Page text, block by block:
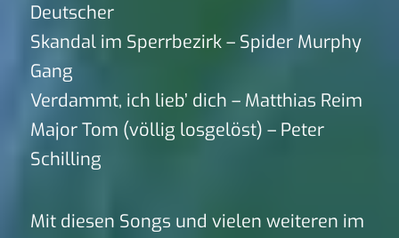
Deutscher
Skandal im Sperrbezirk – Spider Murphy
Gang
Verdammt, ich lieb’ dich – Matthias Reim
Major Tom (völlig losgelöst) – Peter
Schilling
Mit diesen Songs und vielen weiteren im